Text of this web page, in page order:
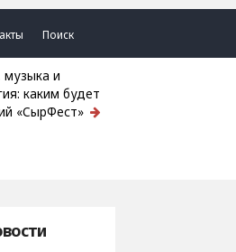
Поиск
каким будет
«СырФест»